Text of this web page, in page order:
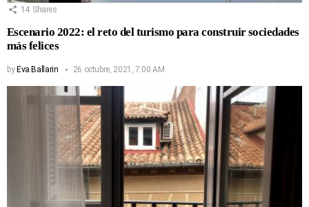
14 Shares
Escenario 2022: el reto del turismo para construir sociedades
más felices
by Eva Ballarin 26 octubre, 2021, 7:00 AM